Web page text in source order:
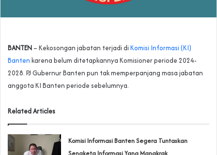
BANTEN – Kekosongan jabatan terjadi di Komisi Informasi (KI)
Banten karena belum ditetapkannya Komisioner periode 2024-
2028. PJ Gubernur Banten pun tak memperpanjang masa jabatan
anggota KI Banten periode sebelumnya.
Related Articles
Komisi Informasi Banten Segera Tuntaskan